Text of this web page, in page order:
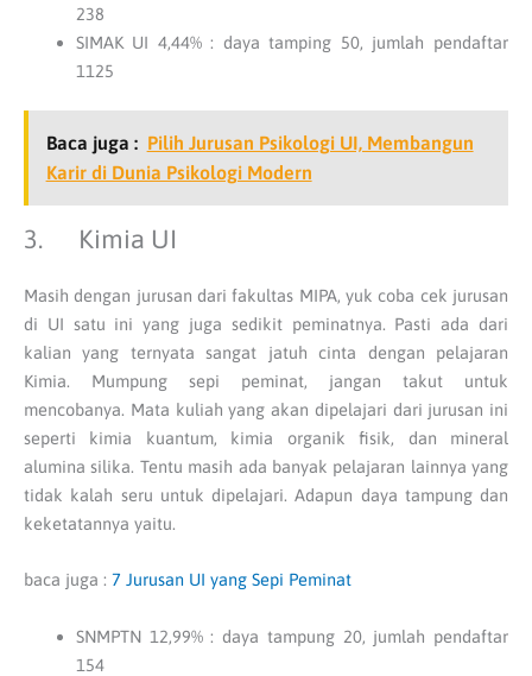
238
SIMAK UI 4,44% : daya tamping 50, jumlah pendaftar
1125
Baca juga : Pilih Jurusan Psikologi UI, Membangun
Karir di Dunia Psikologi Modern
3. Kimia UI
Masih dengan jurusan dari fakultas MIPA, yuk coba cek jurusan
di UI satu ini yang juga sedikit peminatnya. Pasti ada dari
kalian yang ternyata sangat jatuh cinta dengan pelajaran
Kimia. Mumpung sepi peminat, jangan takut untuk
mencobanya. Mata kuliah yang akan dipelajari dari jurusan ini
seperti kimia kuantum, kimia organik fisik, dan mineral
alumina silika. Tentu masih ada banyak pelajaran lainnya yang
tidak kalah seru untuk dipelajari. Adapun daya tampung dan
keketatannya yaitu.
baca juga : 7 Jurusan UI yang Sepi Peminat
SNMPTN 12,99% : daya tampung 20, jumlah pendaftar
154